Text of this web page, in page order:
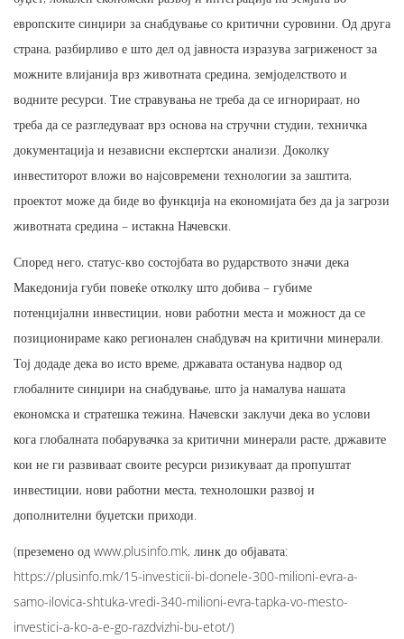
европските синџири за снабдување со критични суровини. Од друга
страна, разбирливо е што дел од јавноста изразува загриженост за
можните влијанија врз животната средина, земјоделството и
водните ресурси. Тие стравувања не треба да се игнорираат, но
треба да се разгледуваат врз основа на стручни студии, техничка
документација и независни експертски анализи. Доколку
инвеститорот вложи во најсовремени технологии за заштита,
проектот може да биде во функција на економијата без да ја загрози
животната средина – истакна Начевски.
Според него, статус-кво состојбата во рударството значи дека
Македонија губи повеќе отколку што добива – губиме
потенцијални инвестиции, нови работни места и можност да се
позиционираме како регионален снабдувач на критични минерали.
Тој додаде дека во исто време, државата останува надвор од
глобалните синџири на снабдување, што ја намалува нашата
економска и стратешка тежина. Начевски заклучи дека во услови
кога глобалната побарувачка за критични минерали расте, државите
кои не ги развиваат своите ресурси ризикуваат да пропуштат
инвестиции, нови работни места, технолошки развој и
дополнителни буџетски приходи.
(преземено од www.plusinfo.mk, линк до објавата:
https://plusinfo.mk/15-investicii-bi-donele-300-milioni-evra-a-
samo-ilovica-shtuka-vredi-340-milioni-evra-tapka-vo-mesto-
investici-a-ko-a-e-go-razdvizhi-bu-etot/)